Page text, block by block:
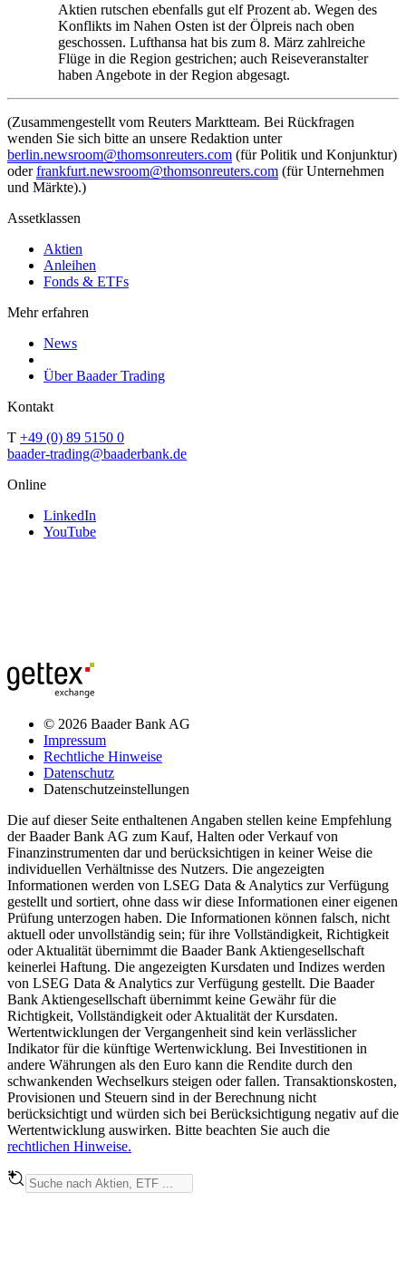
Aktien rutschen ebenfalls gut elf Prozent ab. Wegen des
Konflikts im Nahen Osten ist der Ölpreis nach oben
geschossen. Lufthansa hat bis zum 8. März zahlreiche
Flüge in die Region gestrichen; auch Reiseveranstalter
haben Angebote in der Region abgesagt.
(Zusammengestellt vom Reuters Marktteam. Bei Rückfragen
wenden Sie sich bitte an unsere Redaktion unter
berlin.newsroom@thomsonreuters.com (für Politik und Konjunktur)
oderfrankfurt.newsroom@thomsonreuters.com (für Unternehmen
und Märkte).)
Assetklassen
Aktien
Anleihen
Fonds & ETFs
Mehr erfahren
News
Über Baader Trading
Kontakt
T +49 (0) 89 5150 0
baader-trading@baaderbank.de
Online
LinkedIn
YouTube
© 2026 Baader Bank AG
Impressum
Rechtliche Hinweise
Datenschutz
Datenschutzeinstellungen
Die auf dieser Seite enthaltenen Angaben stellen keine Empfehlung
der Baader Bank AG zum Kauf, Halten oder Verkauf von
Finanzinstrumenten dar und berücksichtigen in keiner Weise die
individuellen Verhältnisse des Nutzers. Die angezeigten
Informationen werden von LSEG Data & Analytics zur Verfügung
gestellt und sortiert, ohne dass wir diese Informationen einer eigenen
Prüfung unterzogen haben. Die Informationen können falsch, nicht
aktuell oder unvollständig sein; für ihre Vollständigkeit, Richtigkeit
oder Aktualität übernimmt die Baader Bank Aktiengesellschaft
keinerlei Haftung. Die angezeigten Kursdaten und Indizes werden
von LSEG Data & Analytics zur Verfügung gestellt. Die Baader
Bank Aktiengesellschaft übernimmt keine Gewähr für die
Richtigkeit, Vollständigkeit oder Aktualität der Kursdaten.
Wertentwicklungen der Vergangenheit sind kein verlässlicher
Indikator für die künftige Wertenwicklung. Bei Investitionen in
andere Währungen als den Euro kann die Rendite durch den
schwankenden Wechselkurs steigen oder fallen. Transaktionskosten,
Provisionen und Steuern sind in der Berechnung nicht
berücksichtigt und würden sich bei Berücksichtigung negativ auf die
Wertentwicklung auswirken. Bitte beachten Sie auch die
rechtlichen Hinweise.